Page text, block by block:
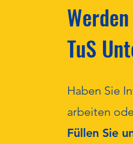
TuS
Haben Sie
arbeiten
Füllen Sie